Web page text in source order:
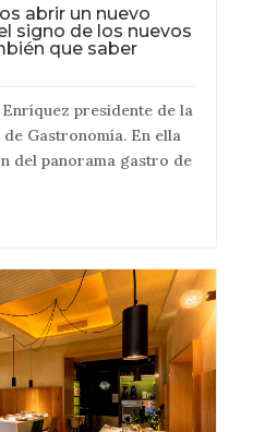
abrir un nuevo
signo de los nuevos
que saber
presidente de la
Gastronomía. En ella
del panorama gastro de